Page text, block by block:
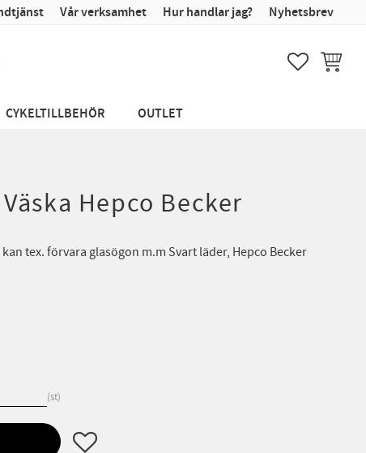
Vår verksamhet Hur handlar jag? Nyhetsbrev
FAVORITER
CYKELTILLBEHÖR OUTLET
Hepco Becker
tex. förvara glasögon m.m Svart läder, Hepco Becker
st
Lägg till i favoriter